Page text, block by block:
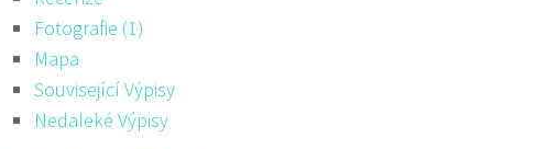
Fotografie (1)
Mapa
Související Výpisy
Nedaleké Výpisy